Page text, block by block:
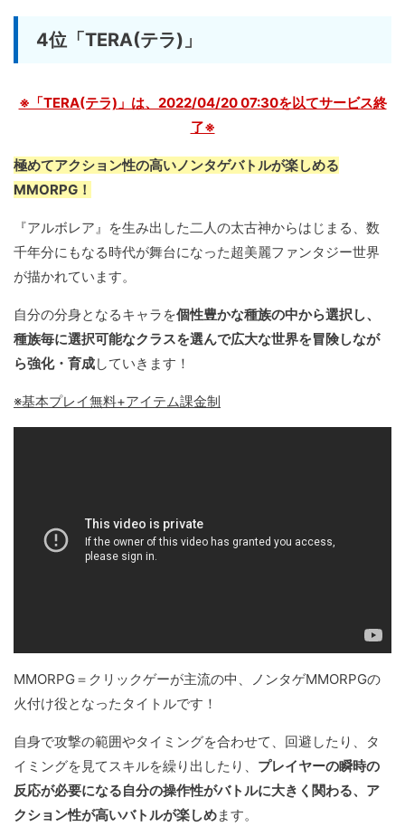
4位「TERA(テラ)」
※「TERA(テラ)」は、2022/04/20 07:30を以てサービス終
了※
極めてアクション性の高いノンタゲバトルが楽しめる
MMORPG！
『アルボレア』を生み出した二人の太古神からはじまる、数
千年分にもなる時代が舞台になった超美麗ファンタジー世界
が描かれています。
自分の分身となるキャラを個性豊かな種族の中から選択し、
種族毎に選択可能なクラスを選んで広大な世界を冒険しなが
ら強化・育成していきます！
※基本プレイ無料+アイテム課金制
MMORPG＝クリックゲーが主流の中、ノンタゲMMORPGの
火付け役となったタイトルです！
自身で攻撃の範囲やタイミングを合わせて、回避したり、タ
イミングを見てスキルを繰り出したり、 プレイヤーの瞬時の
反応が必要になる自分の操作性がバトルに大きく関わる、ア
クション性が高いバトルが楽しめます。